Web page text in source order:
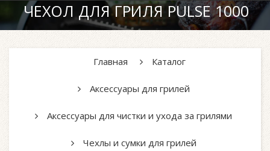
ЧЕХОЛ ДЛЯ ГРИЛЯ PULSE 1000
Главная Каталог
Аксессуары для грилей
Аксессуары для чистки и ухода за грилями
Чехлы и сумки для грилей